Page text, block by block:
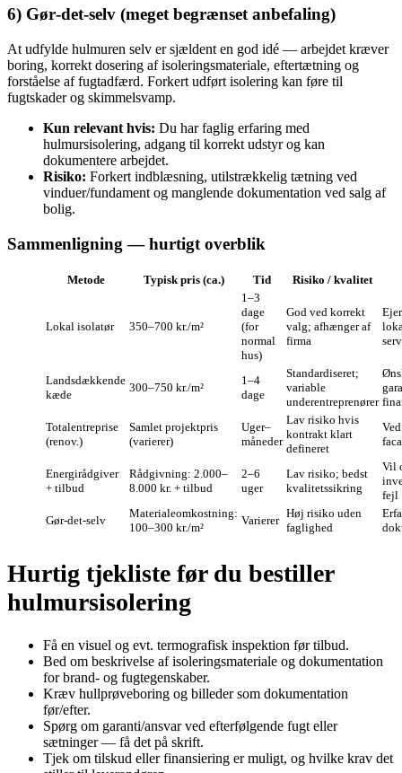
6) Gør‑det‑selv (meget begrænset anbefaling)
At udfylde hulmuren selv er sjældent en god idé — arbejdet kræver
boring, korrekt dosering af isoleringsmateriale, eftertætning og
forståelse af fugtadfærd. Forkert udført isolering kan føre til
fugtskader og skimmelsvamp.
Kun relevant hvis: Du har faglig erfaring med
hulmursisolering, adgang til korrekt udstyr og kan
dokumentere arbejdet.
Risiko: Forkert indblæsning, utilstrækkelig tætning ved
vinduer/fundament og manglende dokumentation ved salg af
bolig.
Sammenligning — hurtigt overblik
Metode Typisk pris (ca.) Tid Risiko / kvalitet
Lokal isolatør 350–700 kr./m²
1–3
dage
(for
normal
hus)
God ved korrekt
valg; afhænger af
firma
Landsdækkende
kæde
300–750 kr./m²
1–4
dage
Standardiseret;
variable
underentreprenører
Totalentreprise
(renov.)
Samlet projektpris
(varierer)
Uger–
måneder
Lav risiko hvis
kontrakt klart
defineret
Energirådgiver
+ tilbud
Rådgivning: 2.000–
8.000 kr. + tilbud
2–6
uger
Lav risiko; bedst
kvalitetssikring
Vil
fejl
Gør‑det‑selv
Materialeomkostning:
100–300 kr./m²
Varierer
Høj risiko uden
faglighed
Hurtig tjekliste før du bestiller
hulmursisolering
Få en visuel og evt. termografisk inspektion før tilbud.
Bed om beskrivelse af isoleringsmateriale og dokumentation
for brand- og fugtegenskaber.
Kræv hullprøveboring og billeder som dokumentation
før/efter.
Spørg om garanti/ansvar ved efterfølgende fugt eller
sætninger — få det på skrift.
Tjek om tilskud eller finansiering er muligt, og hvilke krav det